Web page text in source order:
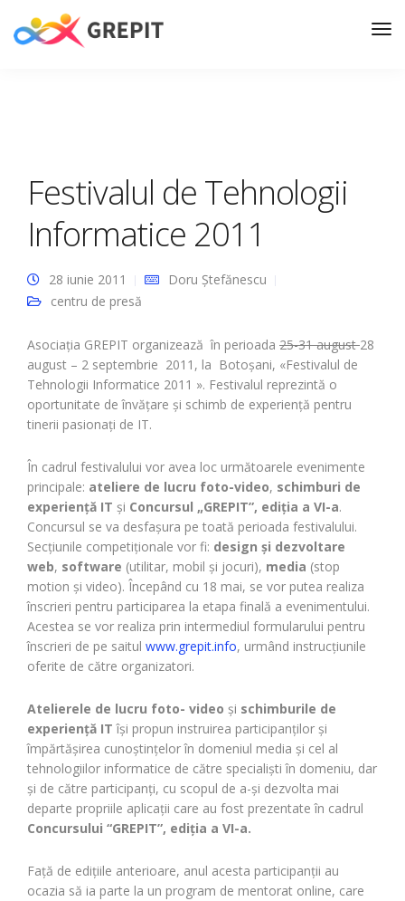
Festivalul de Tehnologii
Informatice 2011
28 iunie 2011
Doru Ștefănescu
centru de presă
Asociaţia GREPIT organizează în perioada 25-31 august28
august – 2 septembrie 2011, la Botoşani, «Festivalul de
Tehnologii Informatice 2011 ». Festivalul reprezintă o
oportunitate de învăţare şi schimb de experienţă pentru
tinerii pasionaţi de IT.
În cadrul festivalului vor avea loc următoarele evenimente
principale: ateliere de lucru foto-video, schimburi de
experienţă IT şi Concursul „GREPIT”, ediţia a VI-a.
Concursul se va desfaşura pe toată perioada festivalului.
Secţiunile competiţionale vor fi: design şi dezvoltare
web, software (utilitar, mobil şi jocuri), media (stop
motion şi video). Începând cu 18 mai, se vor putea realiza
înscrieri pentru participarea la etapa finală a evenimentului.
Acestea se vor realiza prin intermediul formularului pentru
înscrieri de pe saitul www.grepit.info, urmând instrucţiunile
oferite de către organizatori.
Atelierele de lucru foto- video şi schimburile de
experienţă IT îşi propun instruirea participanţilor şi
împărtăşirea cunoştinţelor în domeniul media şi cel al
tehnologiilor informatice de către specialişti în domeniu, dar
şi de către participanţi, cu scopul de a-şi dezvolta mai
departe propriile aplicaţii care au fost prezentate în cadrul
Concursului “GREPIT”, ediţia a VI-a.
Faţă de ediţiile anterioare, anul acesta participanţii au
ocazia să ia parte la un program de mentorat online, care